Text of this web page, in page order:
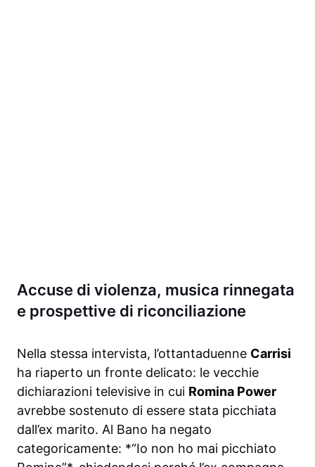
Accuse di violenza, musica rinnegata
e prospettive di riconciliazione
Nella stessa intervista, l’ottantaduenne Carrisi
ha riaperto un fronte delicato: le vecchie
dichiarazioni televisive in cui Romina Power
avrebbe sostenuto di essere stata picchiata
dall’ex marito. Al Bano ha negato
categoricamente: *“Io non ho mai picchiato